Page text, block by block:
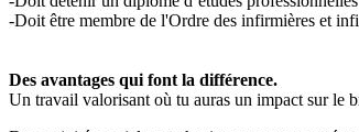
-Doit être membre de l'Ordre des infirmières et
Des avantages qui font la différence.
Un travail valorisant où tu auras un impact sur le